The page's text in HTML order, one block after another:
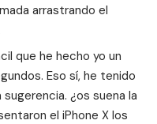
arrastrando el
que he hecho yo un
Eso sí, he tenido
¿os suena la
el iPhone X los